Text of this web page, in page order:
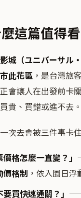
這篇值得看
城（ユニバーサル
此花區 ，是台灣旅
讓人在出發前卡
貴、買錯或進不去。
次去會被三件事卡住
價格怎麼一直變？」
價格制 ，依入園日
要買快速通關？」 ——